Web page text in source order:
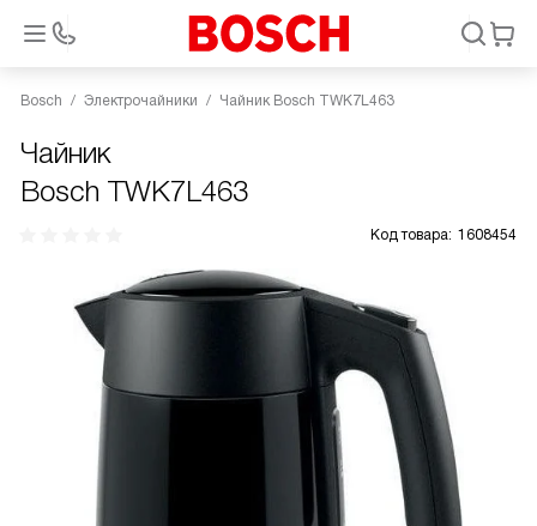
Bosch Электрочайники Чайник Bosch TWK7L463
Чайник
Bosch TWK7L463
Код товара: 1608454